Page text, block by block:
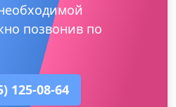
позвонив по
125-08-64